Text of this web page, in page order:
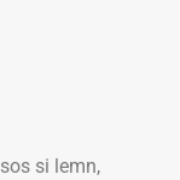
si lemn,